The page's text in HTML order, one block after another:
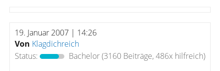
19. Januar 2007 | 14:26
Von Klagdichreich
Status:
Bachelor(3160 Beiträge, 486x hilfreich)